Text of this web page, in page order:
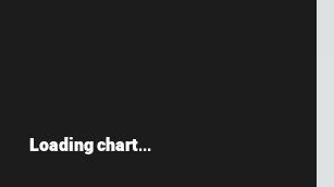
Loading chart...